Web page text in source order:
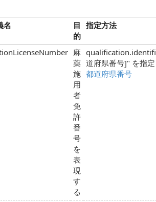
名
目
的
指定方法
麻
薬
施
用
者
免
許
番
号
を
表
現
す
る
道府県番号]" を指
都道府県番号